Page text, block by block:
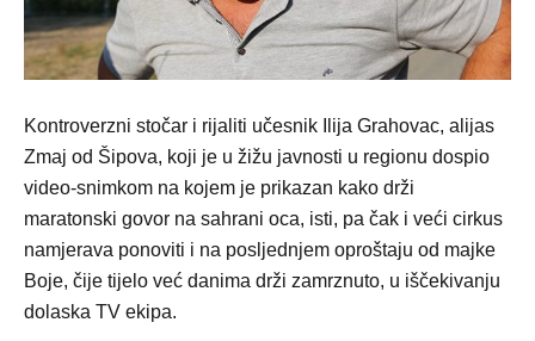
Kontroverzni stočar i rijaliti učesnik Ilija Grahovac, alijas
Zmaj od Šipova, koji je u žižu javnosti u regionu dospio
video-snimkom na kojem je prikazan kako drži
maratonski govor na sahrani oca, isti, pa čak i veći cirkus
namjerava ponoviti i na posljednjem oproštaju od majke
Boje, čije tijelo već danima drži zamrznuto, u iščekivanju
dolaska TV ekipa.